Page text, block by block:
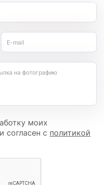
E-mail
на фотографию
моих
и согласен с политикой